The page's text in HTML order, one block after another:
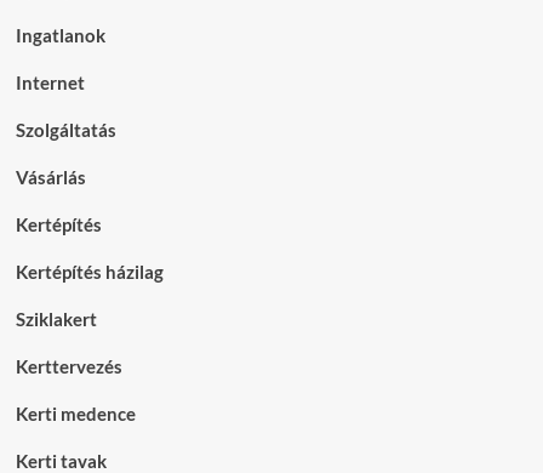
Ingatlanok
Internet
Szolgáltatás
Vásárlás
Kertépítés
Kertépítés házilag
Sziklakert
Kerttervezés
Kerti medence
Kerti tavak